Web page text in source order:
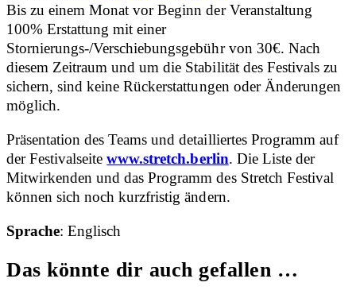
Bis zu einem Monat vor Beginn der Veranstaltung
100% Erstattung mit einer
Stornierungs-/Verschiebungsgebühr von 30€. Nach
diesem Zeitraum und um die Stabilität des Festivals zu
sichern, sind keine Rückerstattungen oder Änderungen
möglich.
Präsentation des Teams und detailliertes Programm auf
der Festivalseitewww.stretch.berlin. Die Liste der
Mitwirkenden und das Programm des Stretch Festival
können sich noch kurzfristig ändern.
Sprache: Englisch
Das könnte dir auch gefallen …